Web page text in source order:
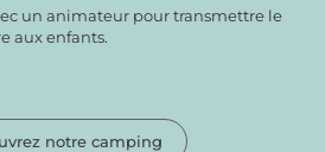
un animateur pour transmettre le
aux enfants.
notre camping